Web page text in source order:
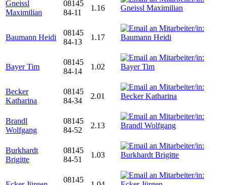
Gneissl
Maximilian
08145
84-11
1.16
Baumann Heidi
08145
84-13
1.17
Bayer Tim
08145
84-14
1.02
Becker
Katharina
08145
84-34
2.01
Brandl
Wolfgang
08145
84-52
2.13
Burkhardt
Brigitte
08145
84-51
1.03
08145